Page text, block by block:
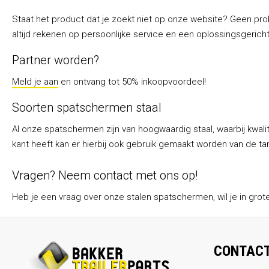
Staat het product dat je zoekt niet op onze website? Geen
altijd rekenen op persoonlijke service en een
Partner worden?
Meld je aan en ontvang tot 50% inkoopvoordeel!
Soorten spatschermen staal
Al onze spatschermen zijn van hoogwaardig staal, waarbij
kant heeft kan er hierbij ook gebruik gemaakt worden van de
Vragen? Neem contact met ons op!
Heb je een vraag over onze stalen spatschermen, wil je in